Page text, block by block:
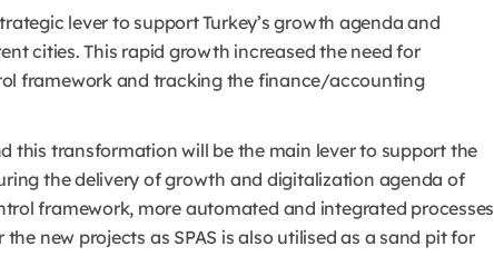
lever to support Turkey’s growth agenda and
cities. This rapid growth increased the need for
framework and tracking the finance/accounting
this transformation will be the main lever to support the
the delivery of growth and digitalization agenda of
framework, more automated and integrated processes
new projects as SPAS is also utilised as a sand pit for